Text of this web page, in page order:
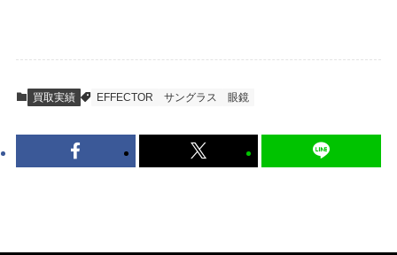
査定結果のご承認 / 入金
到着即日に査定いたします。買取金額にご納
得いただければ、最短即日の入金が可能で
買取実績 EFFECTOR サングラス 眼鏡